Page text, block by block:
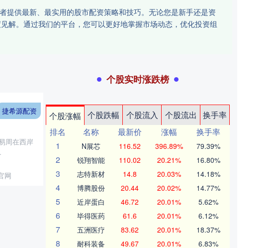
提供最新、最实用的股市配资策略和技巧。无论您是新手还是资
解。通过我们的平台，您可以更好地掌握市场动态，优化投资组
周在西岸
捷希源配资
网
个股实时涨跌榜
个股涨幅 个股跌幅 个股流入 个股流出
换手率
排名
名称 最新价 涨幅
换手率
1
N展芯 116.52 396.89% 79.39%
2 锐翔智能 110.02 20.21% 16.80%
3 志特新材 14.8 20.03% 14.18%
4 博腾股份 20.44 20.02% 14.77%
5 近岸蛋白 46.72 20.01% 5.62%
6 毕得医药 61.6 20.01% 6.12%
7 五洲医疗 83.62 20.01% 18.37%
8 耐科装备 49.67 20.01% 6.83%